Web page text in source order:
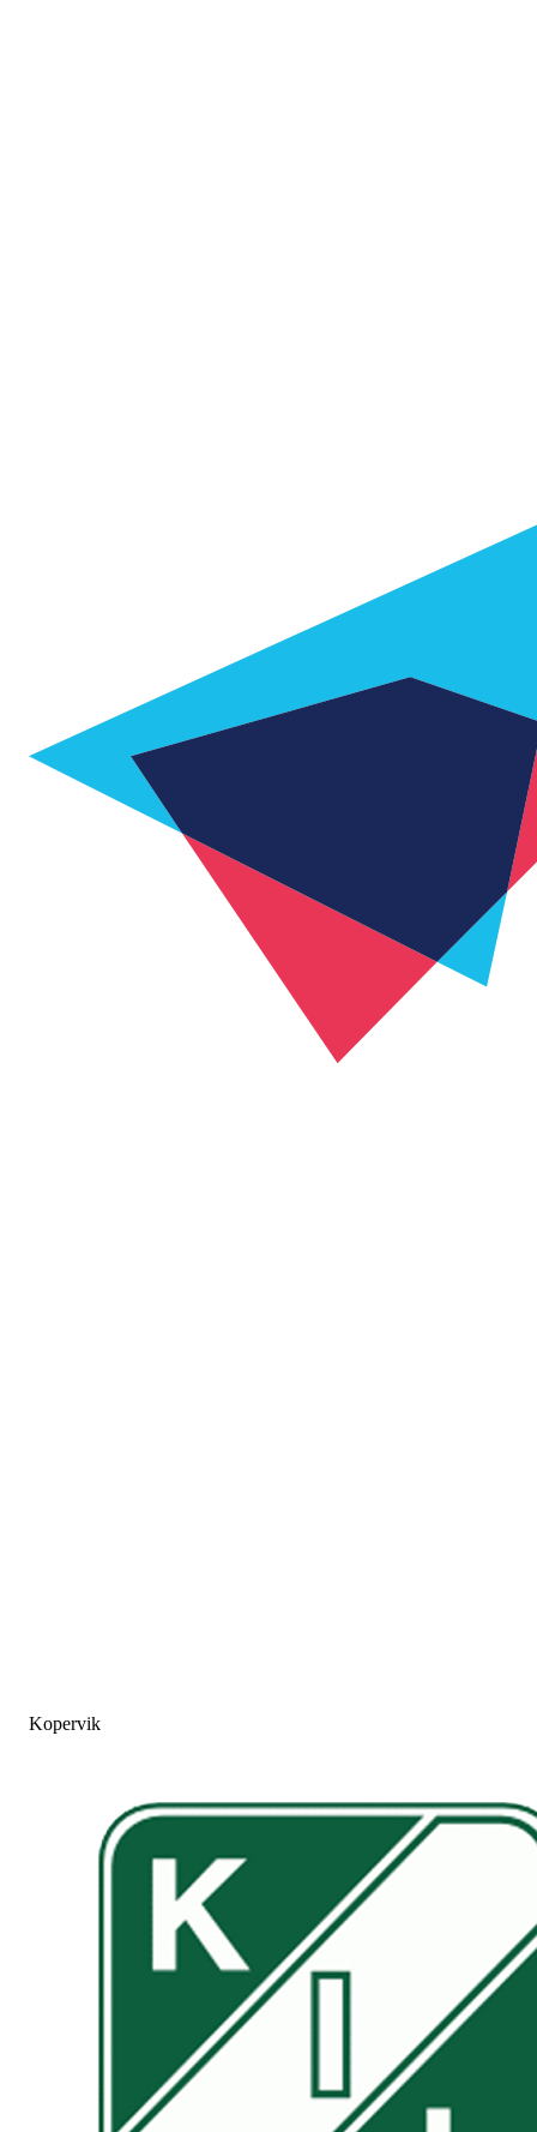
Kopervik